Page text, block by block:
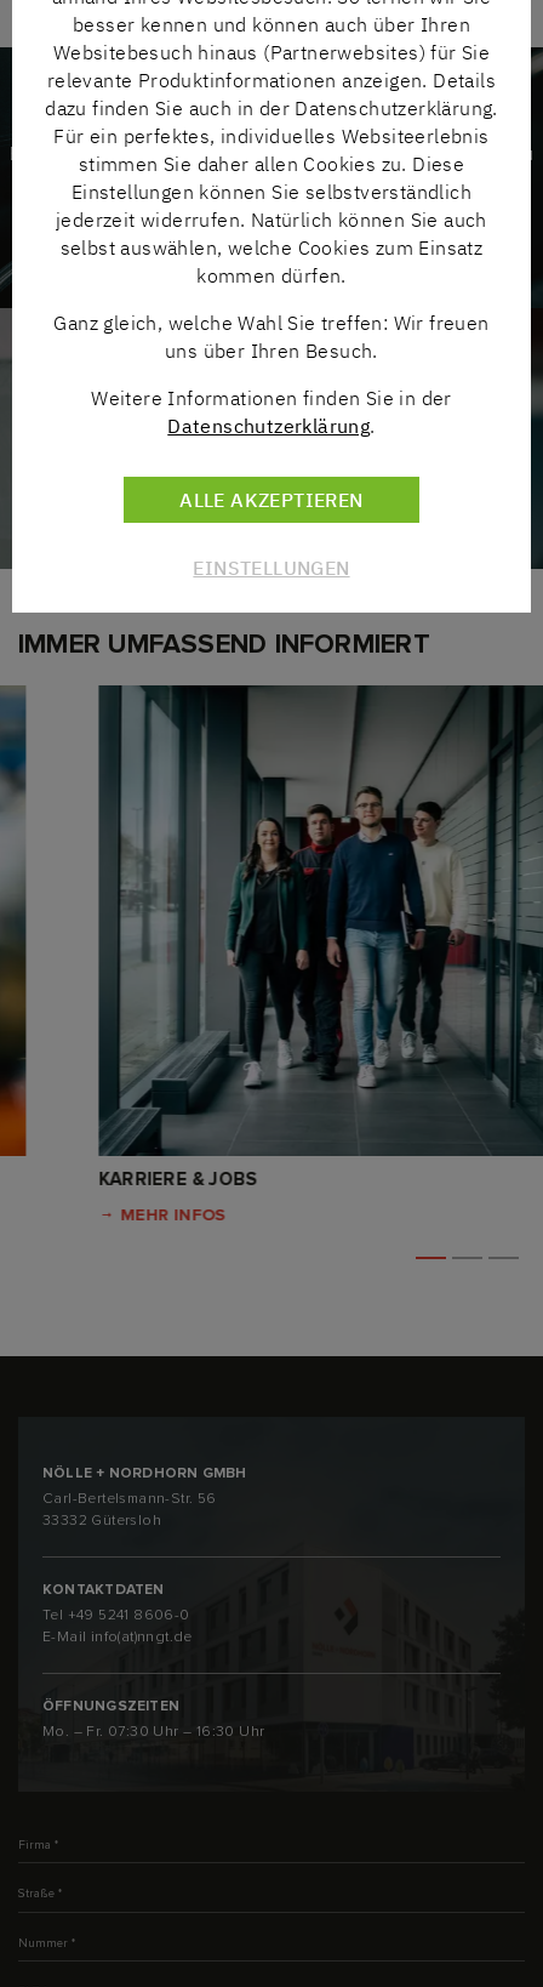
MEHRWERT MIT SYSTEM
Engineering state of the art – von der kompletten Anlage
bis zu
individuellen Einzellösungen.
ZUR SYSTEMTECHNIK
Instandhaltung, Reparatur und Überholungen auf höchstem
Niveau.
ZUM SERVICE
IMMER UMFASSEND INFORMIERT
KARRIERE & JOBS
MEHR INFOS
NÖLLE + NORDHORN GMBH
Carl-Bertelsmann-Str. 56
33332 Gütersloh
KONTAKTDATEN
Tel +49 5241 8606-0
E-Mail info(at)nngt.de
ÖFFNUNGSZEITEN
Mo. – Fr. 07:30 Uhr – 16:30 Uhr
besser kennen und können auch über Ihren
Websitebesuch hinaus (Partnerwebsites) für Sie
relevante Produktinformationen anzeigen. Details
dazu finden Sie auch in der Datenschutzerklärung.
Für ein perfektes, individuelles Websiteerlebnis
stimmen Sie daher allen Cookies zu. Diese
Einstellungen können Sie selbstverständlich
jederzeit widerrufen. Natürlich können Sie auch
selbst auswählen, welche Cookies zum Einsatz
kommen dürfen.
Ganz gleich, welche Wahl Sie treffen: Wir freuen
uns über Ihren Besuch.
Weitere Informationen finden Sie in der
Datenschutzerklärung.
ALLE AKZEPTIEREN
EINSTELLUNGEN